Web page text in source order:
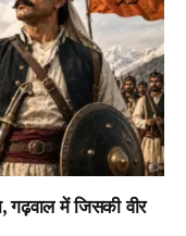
गढ़वाल में जिसकी वीर